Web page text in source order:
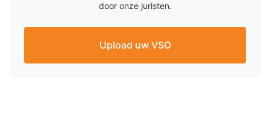
door onze juristen.
Upload uw VSO